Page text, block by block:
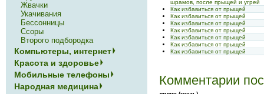
шрамов, после прыщей и угрей
Как избавиться от прыщей
Как избавиться от прыщей
Как избавиться от прыщей
Как избавиться от прыщей
Как избавиться от прыщей
Как избавиться от прыщей
Как избавиться от прыщей
Комментарии
Жвачки
Укачивания
Бессонницы
Ссоры
Второго подбородка
Компьютеры, интернет
Красота и здоровье
Мобильные телефоны
Народная медицина